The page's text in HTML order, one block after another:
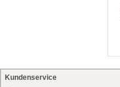
Kundenservice